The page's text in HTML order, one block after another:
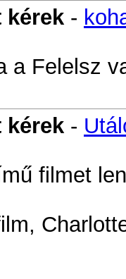
kérek -
a Felelsz
kérek -
filmet